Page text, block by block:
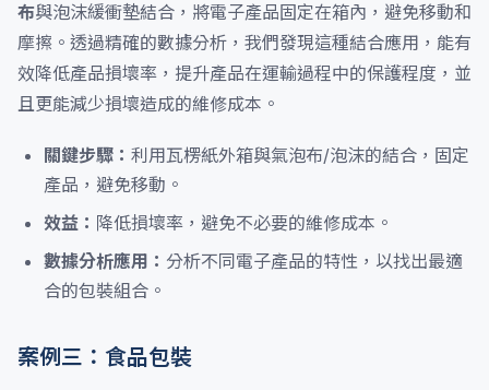
布與泡沫緩衝墊結合，將電子產品固定在箱內，避免移動和
摩擦。透過精確的數據分析，我們發現這種結合應用，能有
效降低產品損壞率，提升產品在運輸過程中的保護程度，並
且更能減少損壞造成的維修成本。
關鍵步驟： 利用瓦楞紙外箱與氣泡布/泡沫的結合，固定
產品，避免移動。
效益： 降低損壞率，避免不必要的維修成本。
數據分析應用： 分析不同電子產品的特性，以找出最適
合的包裝組合。
案例三：食品包裝